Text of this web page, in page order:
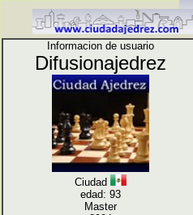
Informacion de usuario
Difusionajedrez
Ciudad
edad: 93
Master